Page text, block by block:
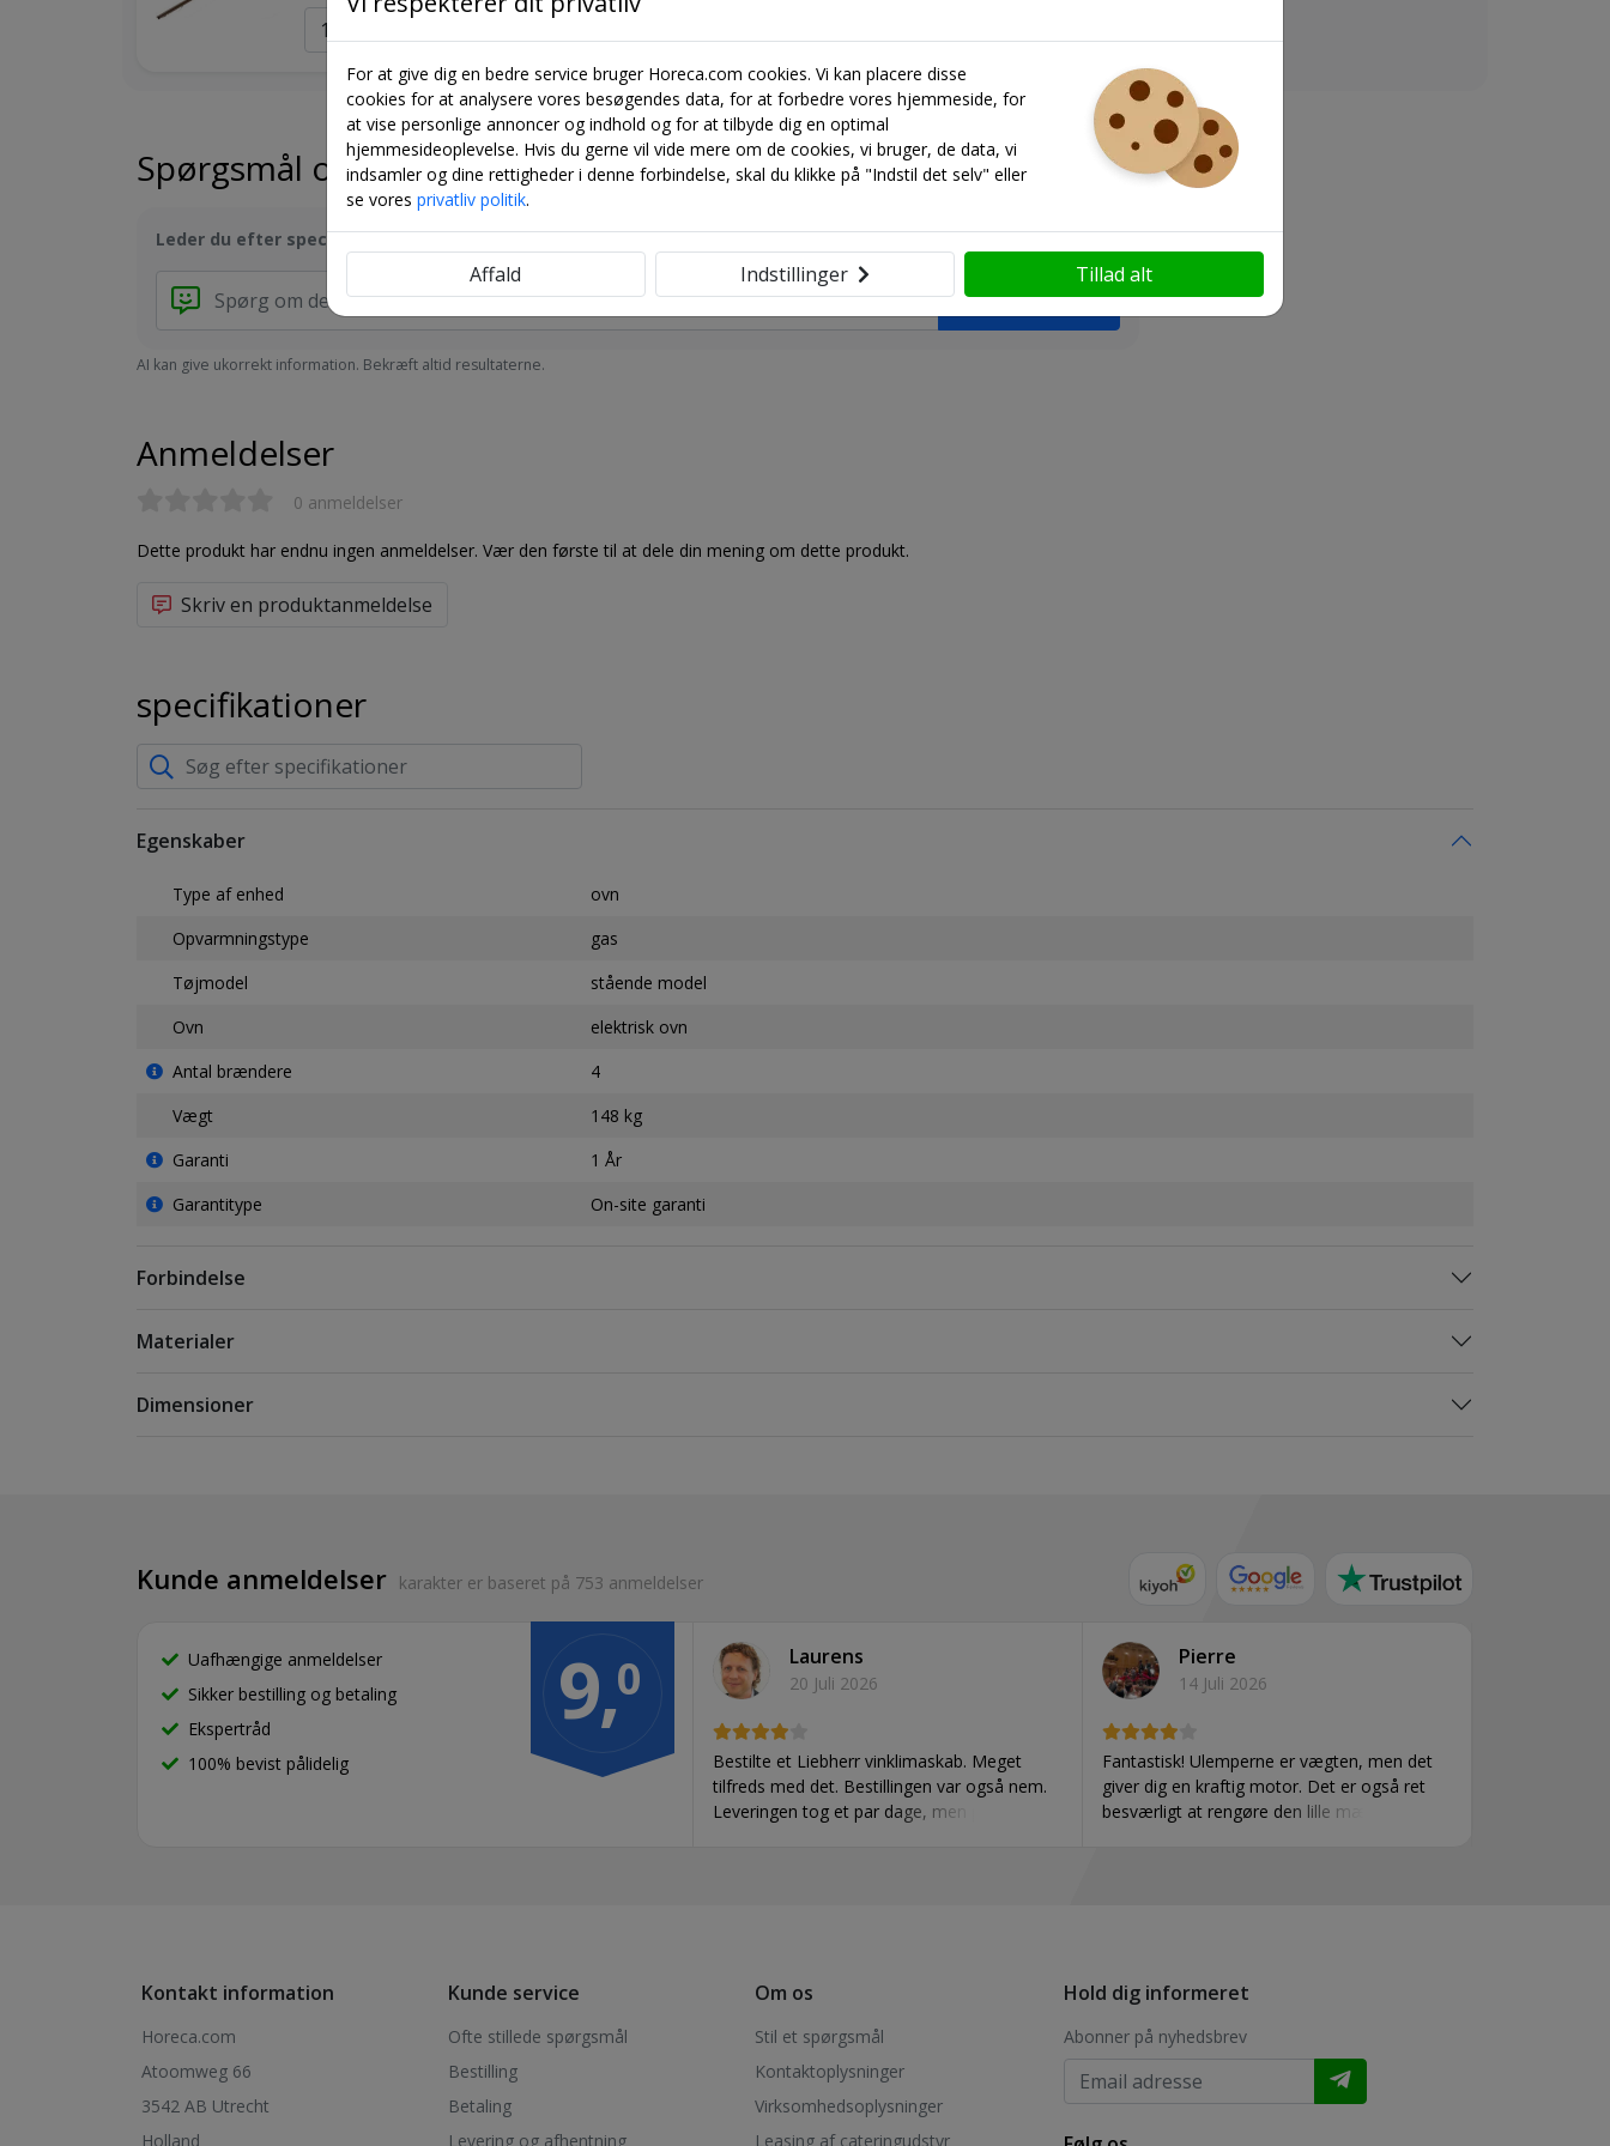
Spørgsmål og svar
Leder du efter specifik information?Få hurtige svar på produktspørgsmål med vores AI-drevne søgning.
Stil et spørgsmål
AI kan give ukorrekt information. Bekræft altid resultaterne.
Anmeldelser
0 anmeldelser
Dette produkt har endnu ingen anmeldelser. Vær den første til at dele din mening om dette produkt.
Skriv en produktanmeldelse
specifikationer
Egenskaber
Type af enhed
ovn
Opvarmningstype
gas
Tøjmodel
stående model
Ovn
elektrisk ovn
Antal brændere
4
Vægt
148 kg
Garanti
1 År
Garantitype
On-site garanti
Forbindelse
Materialer
Dimensioner
Kunde anmeldelser karakter er baseret på 753 anmeldelser
Uafhængige anmeldelser
Sikker bestilling og betaling
Ekspertråd
100% bevist pålidelig
9,0 Laurens
20 Juli 2026
Bestilte et Liebherr vinklimaskab. Meget
tilfreds med det. Bestillingen var også nem.
Leveringen tog et par dage, men pyt med
Pierre
14 Juli 2026
Fantastisk! Ulemperne er vægten, men det
giver dig en kraftig motor. Det er også ret
besværligt at rengøre den lille mængde
Kontakt information
Horeca.com
Atoomweg 66
3542 AB Utrecht
Holland
Kunde service
Ofte stillede spørgsmål
Bestilling
Betaling
Levering og afhentning
Om os
Stil et spørgsmål
Kontaktoplysninger
Virksomhedsoplysninger
Leasing af cateringudstyr
Hold dig informeret
Abonner på nyhedsbrev
For at give dig en bedre service bruger Horeca.com cookies. Vi kan placere disse
cookies for at analysere vores besøgendes data, for at forbedre vores hjemmeside, for
at vise personlige annoncer og indhold og for at tilbyde dig en optimal
hjemmesideoplevelse. Hvis du gerne vil vide mere om de cookies, vi bruger, de data, vi
indsamler og dine rettigheder i denne forbindelse, skal du klikke på "Indstil det selv" eller
se vores privatliv politik.
Affald Indstillinger Tillad alt